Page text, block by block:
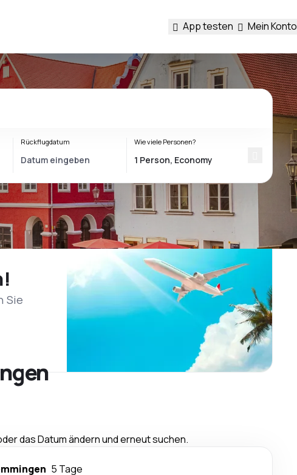
App testen Mein Konto
Rückflugdatum Wie viele Personen?
Sie
das Datum ändern und erneut suchen.
5 Tage